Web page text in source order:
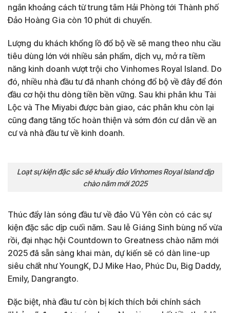
ngắn khoảng cách từ trung tâm Hải Phòng tới Thành phố
Đảo Hoàng Gia còn 10 phút di chuyển.
Lượng du khách khổng lồ đổ bộ về sẽ mang theo nhu cầu
tiêu dùng lớn với nhiều sản phẩm, dịch vụ, mở ra tiềm
năng kinh doanh vượt trội cho Vinhomes Royal Island. Do
đó, nhiều nhà đầu tư đã nhanh chóng đổ bộ về đây để đón
đầu cơ hội thu dòng tiền bền vững. Sau khi phân khu Tài
Lộc và The Miyabi được bàn giao, các phân khu còn lại
cũng đang tăng tốc hoàn thiện và sớm đón cư dân về an
cư và nhà đầu tư về kinh doanh.
Loạt sự kiện đặc sắc sẽ khuấy đảo Vinhomes Royal Island dịp
chào năm mới 2025
Thúc đẩy làn sóng đầu tư về đảo Vũ Yên còn có các sự
kiện đặc sắc dịp cuối năm. Sau lễ Giáng Sinh bùng nổ vừa
rồi, đại nhạc hội Countdown to Greatness chào năm mới
2025 đã sẵn sàng khai màn, dự kiến sẽ có dàn line-up
siêu chất như YoungK, DJ Mike Hao, Phúc Du, Big Daddy,
Emily, Dangrangto.
Đặc biệt, nhà đầu tư còn bị kích thích bởi chính sách